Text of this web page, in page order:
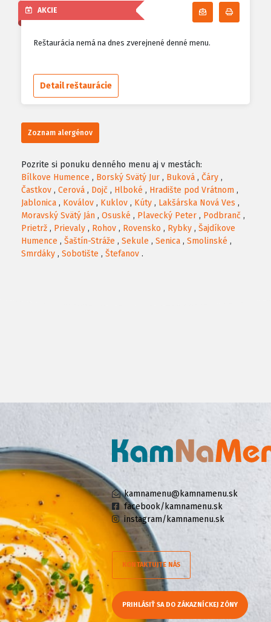
Odoberať
AKCIE
Reštaurácia nemá na dnes zverejnené denné menu.
Detail reštaurácie
Zoznam alergénov
Pozrite si ponuku denného menu aj v mestách:
Bílkove Humence , Borský Svätý Jur , Buková , Čáry ,
Častkov , Cerová , Dojč , Hlboké , Hradište pod Vrátnom ,
Jablonica , Koválov , Kuklov , Kúty , Lakšárska Nová Ves ,
Moravský Svätý Ján , Osuské , Plavecký Peter , Podbranč ,
Prietrž , Prievaly , Rohov , Rovensko , Rybky , Šajdíkove
Humence , Šaštín-Stráže , Sekule , Senica , Smolinské ,
Smrdáky , Sobotište , Štefanov .
kamnamenu@kamnamenu.sk
facebook/kamnamenu.sk
instagram/kamnamenu.sk
KONTAKTUJTE NÁS
PRIHLÁSIŤ SA DO ZÁKAZNÍCKEJ ZÓNY